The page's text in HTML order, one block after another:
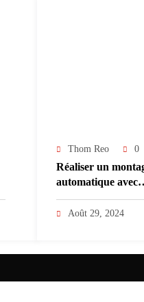
Thom Reo 0
Réaliser un
automatique avec
l’Intelligence
artificielle (IA)
Août 29, 2024